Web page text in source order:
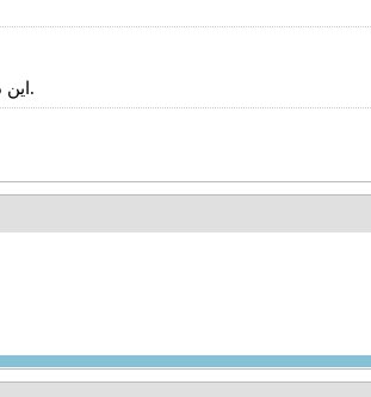
این دهه می تواند برای کسی که اهل زحمت و راه است، در راه آدمیت قدمی برمی دارد، این دهه می تواند شاید از ماه رمضان هم مهم تر باشد.